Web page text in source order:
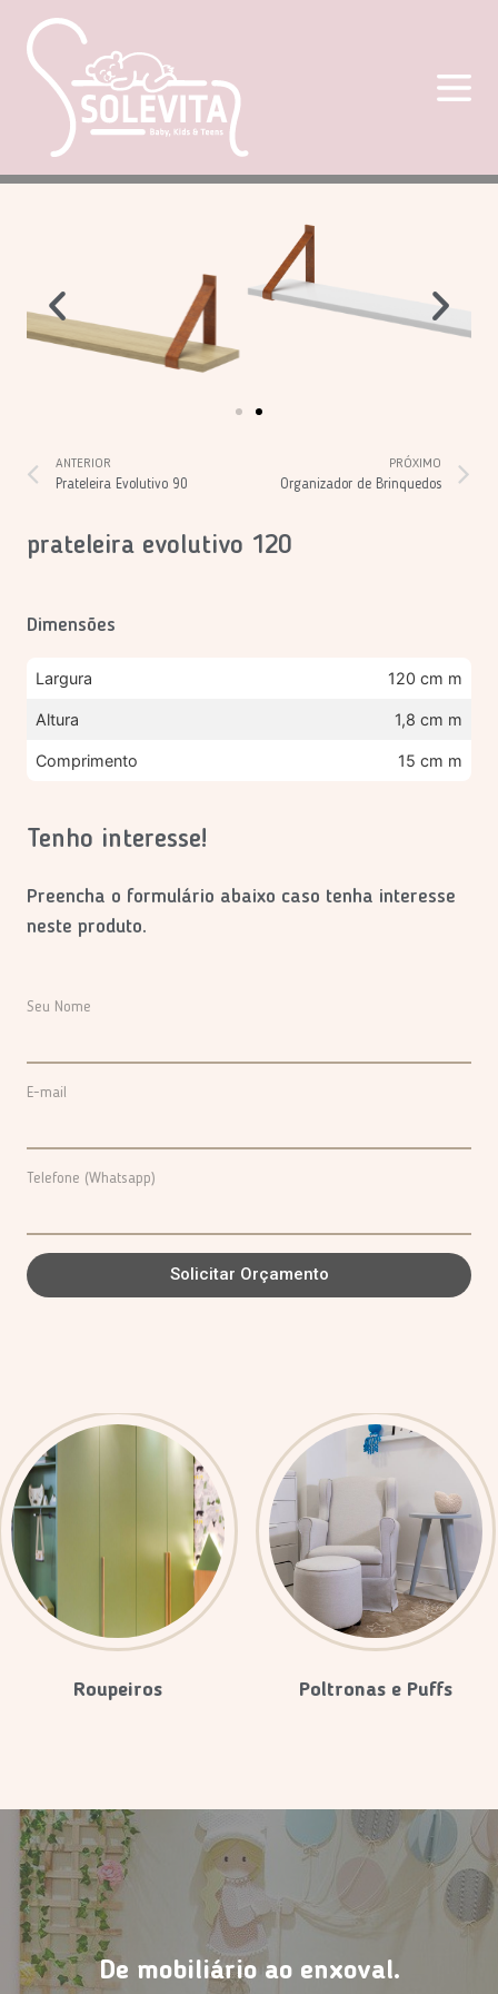
ANTERIOR
Prateleira Evolutivo 90
PRÓXIMO
Organizador de Brinquedos
prateleira evolutivo 120
Dimensões
Largura 120 cm m
Altura 1,8 cm m
Comprimento 15 cm m
Tenho interesse!
Preencha o formulário abaixo caso tenha interesse
neste produto.
Seu Nome
E-mail
Telefone (Whatsapp)
Solicitar Orçamento
Roupeiros Poltronas e Puffs
De mobiliário ao enxoval.